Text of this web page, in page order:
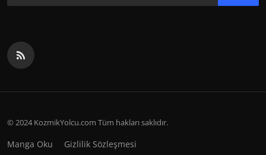
© 2024 KozmikYolcu.com Tüm hakları saklıdır.
Manga Oku Gizlilik Sözleşmesi